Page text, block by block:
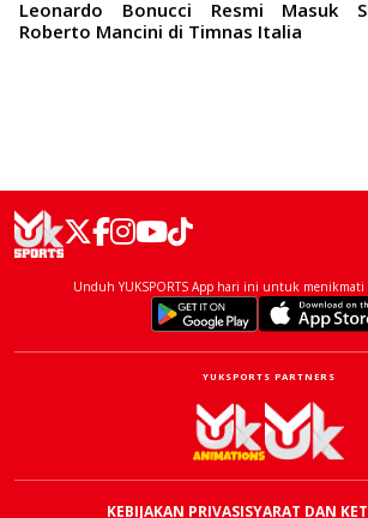
Leonardo Bonucci Resmi Masuk
Roberto Mancini di Timnas Italia
Unduh YUKSPORTS App hari ini untuk menikmati
YUKSPORTS PARTNERS
KEBIJAKAN PRIVASISYARAT DAN